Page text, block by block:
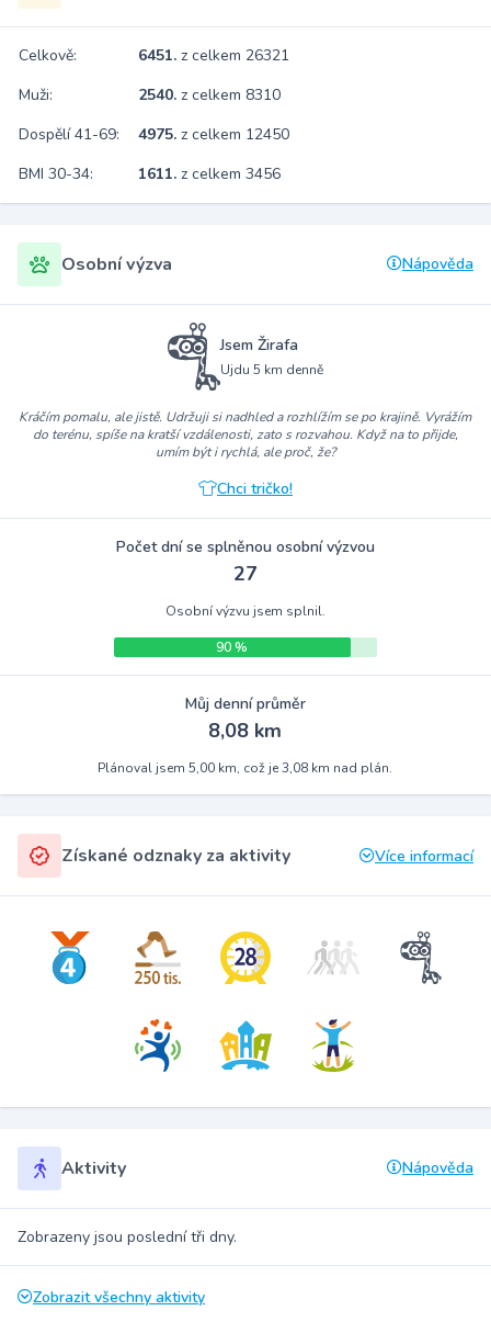
Celkově: 6451. z celkem 26321
Muži:
2540. z celkem 8310
Dospělí 41-69:
4975. z celkem 12450
BMI 30-34:
1611. z celkem 3456
Osobní výzva Nápověda
Jsem Žirafa
Ujdu 5 km denně
Kráčím pomalu, ale jistě. Udržuji si nadhled a rozhlížím se po krajině. Vyrážím
do terénu, spíše na kratší vzdálenosti, zato s rozvahou. Když na to přijde,
umím být i rychlá, ale proč, že?
Chci tričko!
Počet dní se splněnou osobní výzvou
27
Osobní výzvu jsem splnil.
90 %
Můj denní průměr
8,08 km
Plánoval jsem 5,00 km, což je 3,08 km nad plán.
Získané odznaky za aktivity Více informací
Aktivity Nápověda
Zobrazeny jsou poslední tři dny.
Zobrazit všechny aktivity